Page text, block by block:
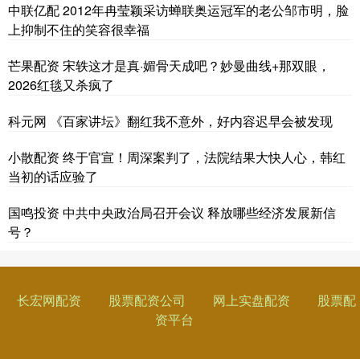
中联亿配 2012年冉莹颖采访蝉联奥运冠军的老公邹市明，脸
上抑制不住的笑容很幸福
芒果配资 宋轶这才是真·媚骨天成吧？妙曼曲线+那双眼，
2026红毯又杀疯了
科元网 《百家讲坛》翻红我不意外，好内容迟早会被发现
小散配资 终于官宣！周深案判了，法院结果大快人心，韩红
当初的话应验了
国鸣投资 中共中央政治局召开会议 释放哪些经济发展新信
号？
长宏网配资 股票配资公司 网上实盘配资
股票配
资平台